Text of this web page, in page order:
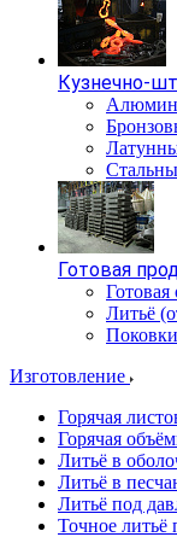
Кузнечно-
Готовая
Готовая
Литьё
Изготовление
Горячая
Горячая
Литьё в
Литьё в
Литьё под
Точное